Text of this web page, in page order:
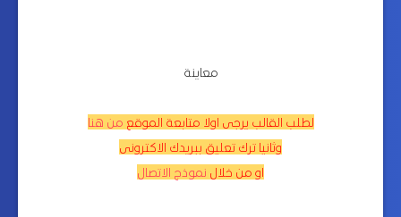
معاينة
لطلب القالب يرجى اولا متابعة الموقع من هنا
وثانيا ترك تعليق ببريدك الاكترونى
او من خلال نموذج الاتصال